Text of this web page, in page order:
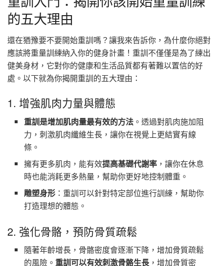
的五大理由
還在猶豫要不要開始重訓嗎？讓我來告訴你，為什麼你絕對
應該將重量訓練納入你的健身計畫！重訓不僅僅是為了練出
健美身材，它對你的健康和生活品質都有著難以置信的好
處。以下就為你揭開重訓的五大理由：
1. 增強肌肉力量與體態
重訓是增加肌肉量最有效的方法 。透過對肌肉施加阻
力，刺激肌肉纖維生長，讓你在視覺上更結實有線
條。
擁有更多肌肉，能有效提高基礎代謝率 ，讓你在休息
時也能消耗更多熱量，幫助你更好地控制體重。
雕塑身形 ：重訓可以針對特定部位進行訓練，幫助你
打造理想的體態。
2. 強化骨骼，預防骨質疏鬆
隨著年齡增長，骨骼密度會逐漸下降，增加骨質疏鬆
的風險。 重訓可以有效刺激骨骼生長 ，增加骨質密